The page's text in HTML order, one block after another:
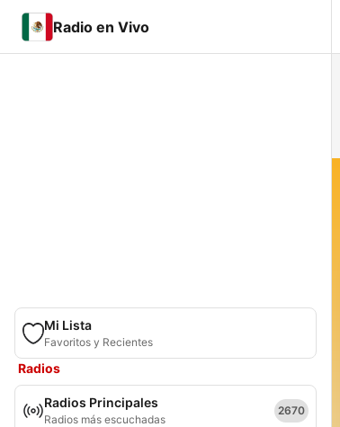
Radio en Vivo
Mi Lista
Favoritos y Recientes
Radios
Radios Principales
Radios más escuchadas
2670